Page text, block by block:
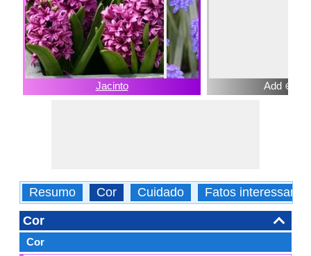
Jacinto Add ⊕
Resumo Cor Cuidado Fatos
Cor
Cor